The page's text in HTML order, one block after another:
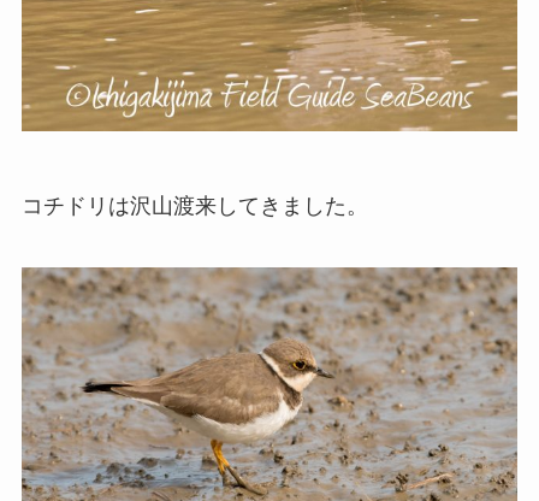
コチドリは沢山渡来してきました。